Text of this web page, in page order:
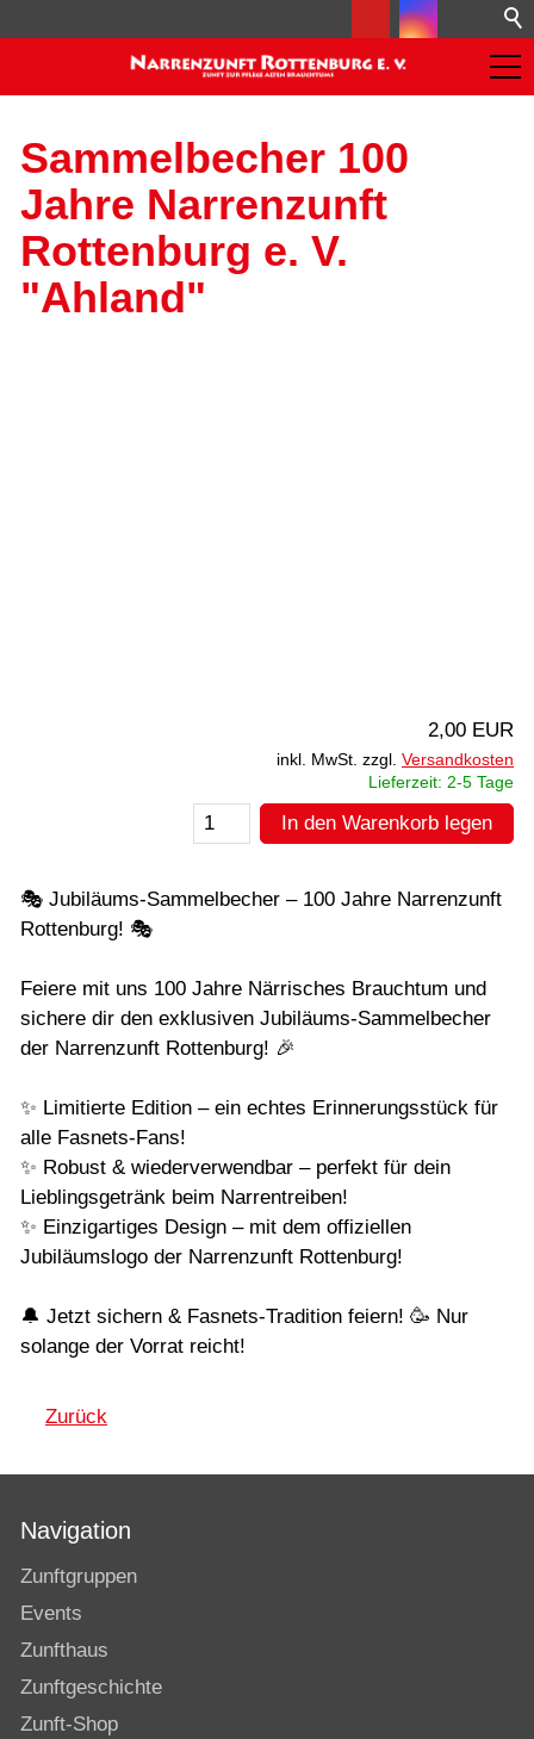
Sammelbecher 100
Jahre Narrenzunft
Rottenburg e. V.
"Ahland"
2,00 EUR
inkl. MwSt. zzgl. Versandkosten
Lieferzeit: 2-5 Tage
In den Warenkorb legen
🎭 Jubiläums-Sammelbecher – 100 Jahre Narrenzunft
Rottenburg! 🎭
Feiere mit uns 100 Jahre Närrisches Brauchtum und
sichere dir den exklusiven Jubiläums-Sammelbecher
der Narrenzunft Rottenburg! 🎉
✨ Limitierte Edition – ein echtes Erinnerungsstück für
alle Fasnets-Fans!
✨ Robust & wiederverwendbar – perfekt für dein
Lieblingsgetränk beim Narrentreiben!
✨ Einzigartiges Design – mit dem offiziellen
Jubiläumslogo der Narrenzunft Rottenburg!
🔔 Jetzt sichern & Fasnets-Tradition feiern! 🥳 Nur
solange der Vorrat reicht!
Zurück
Navigation
Zunftgruppen
Events
Zunfthaus
Zunftgeschichte
Zunft-Shop